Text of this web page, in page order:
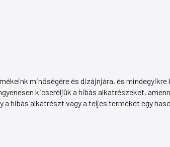
minőségére és dizájnjára, és
kicseréljük a hibás alkatrészeket,
hibás alkatrészt vagy a teljes terméket egy